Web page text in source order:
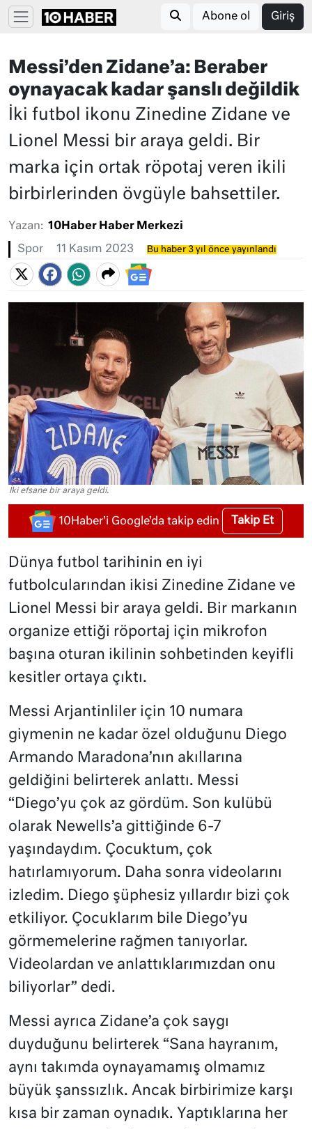
Abone ol Giriş
Messi’den Zidane’a: Beraber
oynayacak kadar şanslı değildik
İki futbol ikonu Zinedine Zidane ve
Lionel Messi bir araya geldi. Bir
marka için ortak röpotaj veren ikili
birbirlerinden övgüyle bahsettiler.
Yazan: 10Haber Haber Merkezi
Spor 11 Kasım 2023 Bu haber 3 yıl önce yayınlandı
İki efsane bir araya geldi.
10Haber'i Google'da takip edin Takip Et
Dünya futbol tarihinin en iyi
futbolcularından ikisi Zinedine Zidane ve
Lionel Messi bir araya geldi. Bir markanın
organize ettiği röportaj için mikrofon
başına oturan ikilinin sohbetinden keyifli
kesitler ortaya çıktı.
Messi Arjantinliler için 10 numara
giymenin ne kadar özel olduğunu Diego
Armando Maradona’nın akıllarına
geldiğini belirterek anlattı. Messi
“Diego’yu çok az gördüm. Son kulübü
olarak Newells’a gittiğinde 6-7
yaşındaydım. Çocuktum, çok
hatırlamıyorum. Daha sonra videolarını
izledim. Diego şüphesiz yıllardır bizi çok
etkiliyor. Çocuklarım bile Diego’yu
görmemelerine rağmen tanıyorlar.
Videolardan ve anlattıklarımızdan onu
biliyorlar” dedi.
Messi ayrıca Zidane’a çok saygı
duyduğunu belirterek “Sana hayranım,
aynı takımda oynayamamış olmamız
büyük şanssızlık. Ancak birbirimize karşı
kısa bir zaman oynadık. Yaptıklarına her